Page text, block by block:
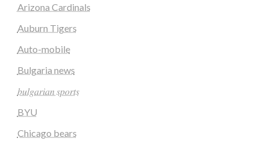
Arizona Cardinals
Auburn Tigers
Auto-mobile
Bulgaria news
𝑏𝑢𝑙𝑔𝑎𝑟𝑖𝑎𝑛 𝑠𝑝𝑜𝑟𝑡𝑠
BYU
Chicago bears